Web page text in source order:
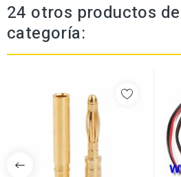
24 otros productos
categoría: